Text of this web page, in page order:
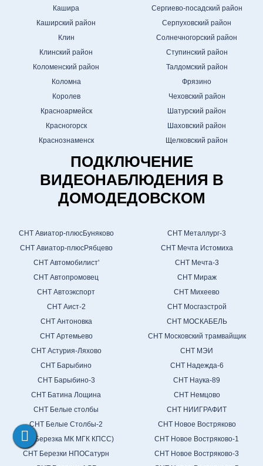
Кашира
Каширский район
Клин
Клинский район
Коломенский район
Коломна
Королев
Красноармейск
Красногорск
Краснознаменск
Сергиево-посадский район
Серпуховский район
Солнечногорский район
Ступинский район
Талдомский район
Фрязино
Чеховский район
Шатурский район
Шаховский район
Щелковский район
ПОДКЛЮЧЕНИЕ
ВИДЕОНАБЛЮДЕНИЯ В
ДОМОДЕДОВСКОМ
СНТ Авиатор-плюсБуняково
СНТ Авиатор-плюсРябцево
СНТ Автомобилист'
СНТ Автопромовец
СНТ Автоэкспорт
СНТ Аист-2
СНТ Антоновка
СНТ Артемьево
СНТ Астурия-Ляхово
СНТ Барыбино
СНТ Барыбино-3
СНТ Батина Лощина
СНТ Белые столбы
СНТ Белые Столбы-2
СНТ Березка МК МГК КПСС)
СНТ Березки НПОСатурн
СНТ Металлург-3
СНТ Мечта Истомиха
СНТ Мечта-3
СНТ Мираж
СНТ Михеево
СНТ Мосгазстрой
СНТ МОСКАБЕЛЬ
СНТ Московский трамвайщик
СНТ МЭИ
СНТ Надежда-6
СНТ Наука-89
СНТ Немцово
СНТ НИИГРАФИТ
СНТ Новое Востряково
СНТ Новое Востряково-1
СНТ Новое Востряково-3